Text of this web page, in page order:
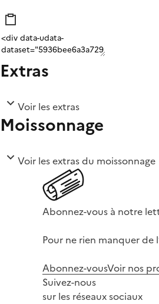
Extras
Voir les extras
Moissonnage
Voir les extras du moissonnage
Abonnez-vous à notre
Pour ne rien manquer de
Abonnez-vousVoir nos
Suivez-nous
sur les réseaux sociaux